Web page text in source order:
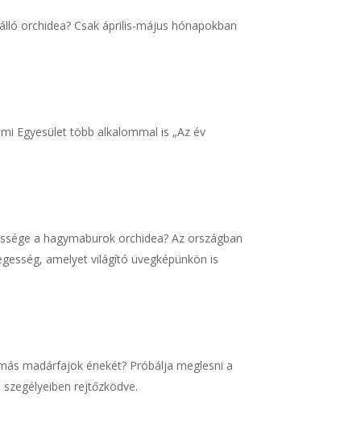
orchidea? Csak április-május hónapokban
Egyesület több alkalommal is „Az év
a hagymaburok orchidea? Az országban
amelyet világító üvegképünkön is
madárfajok énekét? Próbálja meglesni a
rejtőzködve.